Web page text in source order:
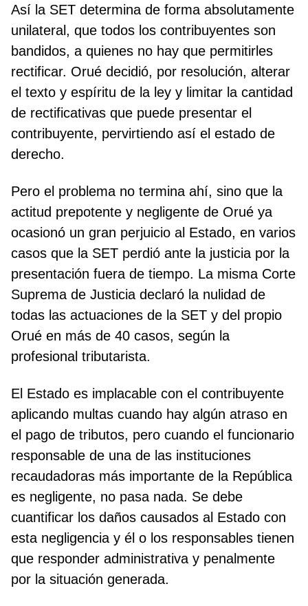
Así la SET determina de forma absolutamente
unilateral, que todos los contribuyentes son
bandidos, a quienes no hay que permitirles
rectificar. Orué decidió, por resolución, alterar
el texto y espíritu de la ley y limitar la cantidad
de rectificativas que puede presentar el
contribuyente, pervirtiendo así el estado de
derecho.
Pero el problema no termina ahí, sino que la
actitud prepotente y negligente de Orué ya
ocasionó un gran perjuicio al Estado, en varios
casos que la SET perdió ante la justicia por la
presentación fuera de tiempo. La misma Corte
Suprema de Justicia declaró la nulidad de
todas las actuaciones de la SET y del propio
Orué en más de 40 casos, según la
profesional tributarista.
El Estado es implacable con el contribuyente
aplicando multas cuando hay algún atraso en
el pago de tributos, pero cuando el funcionario
responsable de una de las instituciones
recaudadoras más importante de la República
es negligente, no pasa nada. Se debe
cuantificar los daños causados al Estado con
esta negligencia y él o los responsables tienen
que responder administrativa y penalmente
por la situación generada.